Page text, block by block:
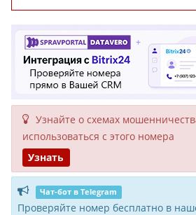
Узнайте о схемах
исполь­зоваться с этого номера
Узнать
Чат-бот в Telegram
Проверяйте номер бесплатно в